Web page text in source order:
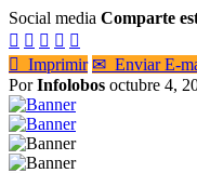
Social media Comparte
    
 Imprimir ✉ Enviar E-
PorInfolobos octubre 4,